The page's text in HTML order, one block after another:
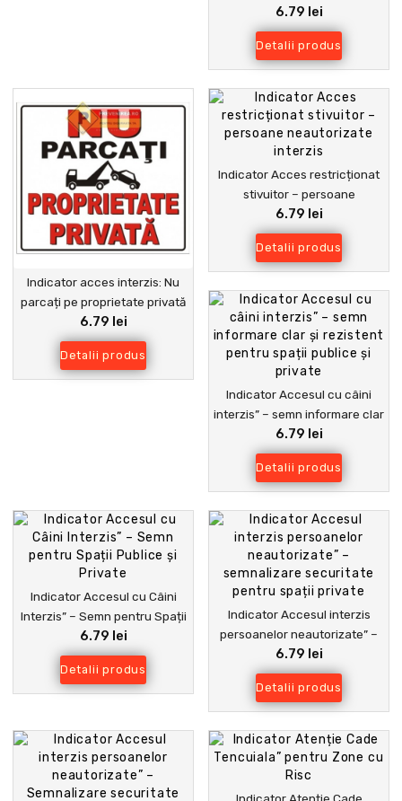
proprietăți private și
industriale
6.79 lei
Detalii produs
Indicator acces interzis: Nu
parcați pe proprietate privată
– semn rezistent UV
6.79 lei
Detalii produs
Indicator Acces restricționat
stivuitor – persoane
neautorizate interzis
6.79 lei
Detalii produs
Indicator Accesul cu câini
interzis” – semn informare clar
și rezistent pentru spații
publice și private
6.79 lei
Detalii produs
Indicator Accesul cu Câini
Interzis” – Semn pentru Spații
Publice și Private
6.79 lei
Detalii produs
Indicator Accesul interzis
persoanelor neautorizate” –
semnalizare securitate pentru
spații private
6.79 lei
Detalii produs
Indicator Atenție Cade